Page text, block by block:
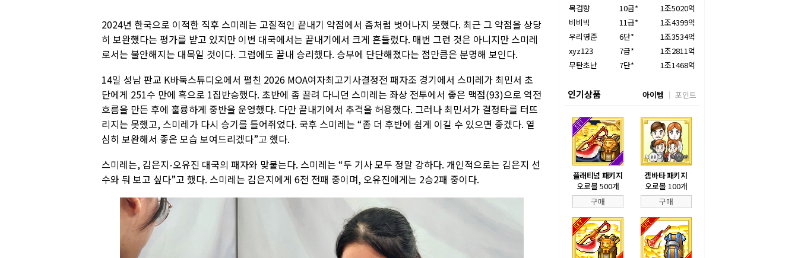
2024년 한국으로 이적한 직후 스미레는 고질적인 끝내기 약점에서 좀처럼 벗어나지 못했다. 최근 그 약점을 상당
히 보완했다는 평가를 받고 있지만 이번 대국에서는 끝내기에서 크게 흔들렸다. 매번 그런 것은 아니지만 스미레
로서는 불안해지는 대목일 것이다. 그럼에도 끝내 승리했다. 승부에 단단해졌다는 점만큼은 분명해 보인다.
14일 성남 판교 K바둑스튜디오에서 펼친 2026 MOA여자최고기사결정전 패자조 경기에서 스미레가 최민서 초
단에게 251수 만에 흑으로 1집반승했다. 초반에 좀 끌려 다니던 스미레는 좌상 전투에서 좋은 맥점(93)으로 역전
흐름을 만든 후에 훌륭하게 중반을 운영했다. 다만 끝내기에서 추격을 허용했다. 그러나 최민서가 결정타를 터뜨
리지는 못했고, 스미레가 다시 승기를 틀어쥐었다. 국후 스미레는 “좀 더 후반에 쉽게 이길 수 있으면 좋겠다. 열
심히 보완해서 좋은 모습 보여드리겠다”고 했다.
스미레는, 김은지-오유진 대국의 패자와 맞붙는다. 스미레는 “두 기사 모두 정말 강하다. 개인적으로는 김은지 선
수와 둬 보고 싶다”고 했다. 스미레는 김은지에게 6전 전패 중이며, 오유진에게는 2승2패 중이다.
목검향
10급*
1조5020억
비비빅
11급*
1조4399억
우리영준
6단*
1조3534억
xyz123
7급*
1조2811억
무탄초난
7단* 1조1468억
인기상품 아이템 포인트
플래티넘 패키지
오로볼 500개
구매
겜바타 패키지
오로볼 100개
구매